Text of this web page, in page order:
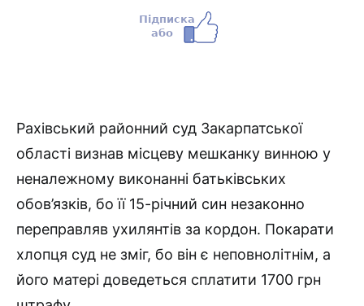
Рахівський районний суд Закарпатської
області визнав місцеву мешканку винною у
неналежному виконанні батьківських
обов’язків, бо її 15-річний син незаконно
переправляв ухилянтів за кордон. Покарати
хлопця суд не зміг, бо він є неповнолітнім, а
його матері доведеться сплатити 1700 грн